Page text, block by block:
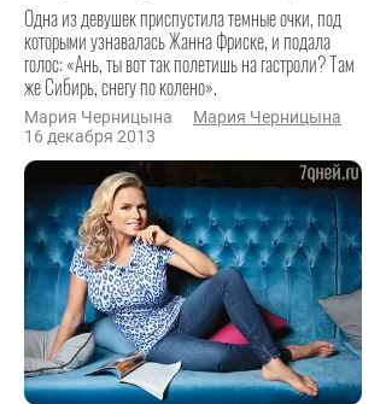
Одна из девушек приспустила темные очки, под
которыми узнавалась Жанна Фриске, и подала
голос: «Ань, ты вот так полетишь на гастроли? Там
же Сибирь, снегу по колено».
Мария Черницына
Мария Черницына
16 декабря 2013